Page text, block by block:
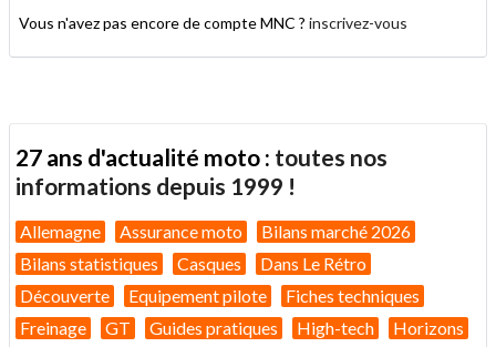
Vous n'avez pas encore de compte MNC ? inscrivez-vous
27 ans d'actualité moto : toutes nos
informations depuis 1999 !
Allemagne Assurance moto
Bilans marché 2026
Bilans statistiques
Casques
Dans Le Rétro
Découverte
Equipement pilote
Fiches techniques
Freinage
GT Guides pratiques High-tech
Horizons